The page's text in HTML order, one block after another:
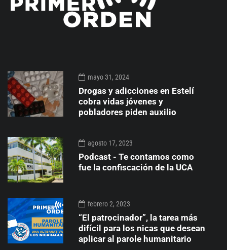
mayo 31, 2024
Drogas y adicciones en Estelí
cobra vidas jóvenes y
pobladores piden auxilio
agosto 17, 2023
Podcast - Te contamos como
fue la confiscación de la UCA
febrero 2, 2023
“El patrocinador”, la tarea más
difícil para los nicas que desean
aplicar al parole humanitario